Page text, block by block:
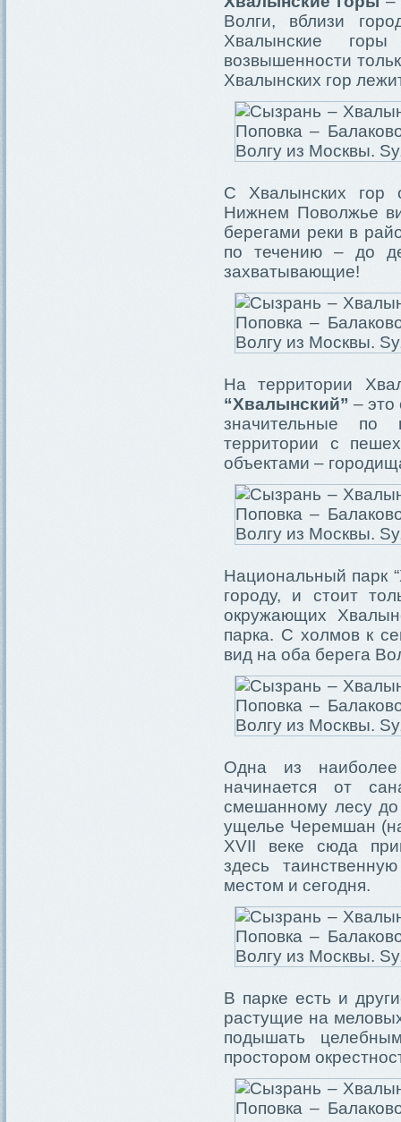
Волги, вблизи
Хвалынские
возвышенности
Хвалынских гор
С Хвалынских гор
Нижнем Поволжье
берегами реки в
по течению – до
захватывающие!
На территории
“Хвалынский” – это
значительные по
территории с
объектами –
Национальный парк
городу, и стоит
окружающих
парка. С холмов к
вид на оба берега
Одна из наиболее
начинается от
смешанному лесу до
ущелье Черемшан
XVII веке сюда
здесь
местом и сегодня.
В парке есть и
растущие на
подышать
простором